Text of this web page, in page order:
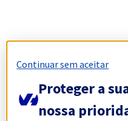
Continuar sem aceitar
Proteger a
nossa